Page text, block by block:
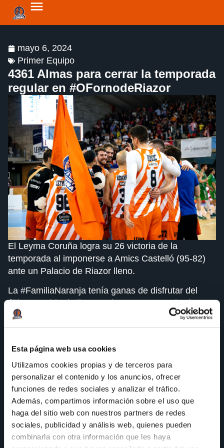
Esta página web usa cookies
Utilizamos cookies propias y de terceros para
personalizar el contenido y los anuncios, ofrecer
funciones de redes sociales y analizar el tráfico.
Además, compartimos información sobre el uso que
haga del sitio web con nuestros partners de redes
sociales, publicidad y análisis web, quienes pueden
combinarla con otra información que les haya
mayo 6, 2024
Primer Equipo
4361 Almas para cerrar la temporada
regular en #OFornodeRiazor
El Leyma Coruña logra su 26 victoria de la
temporada al imponerse a Amics Castelló (95-82)
ante un Palacio de Riazor lleno.
La #FamiliaNaranja tenía ganas de disfrutar del
último partido de liga regular en #OFornodeRiazor y
así lo demostraron colgando el “Sold Out” desde
inicios de semana. El equipo sintió el apoyo desde
empezaba con intercambio de golpes por ambos
conjuntos.
El equipo visitante venía necesitado de la victoria
para poder sumar una temporada más en la LEB
Oro, y fruto de ello fue el primer cuarto, ajustado en
el marcador. Sin embargo, el Leyma Coruña se
enfundó el mono de trabajo, e impulsado por la